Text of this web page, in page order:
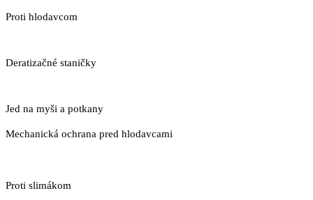
Proti hlodavcom
Deratizačné staničky
Jed na myši a potkany
Mechanická ochrana pred hlodavcami
Proti slimákom